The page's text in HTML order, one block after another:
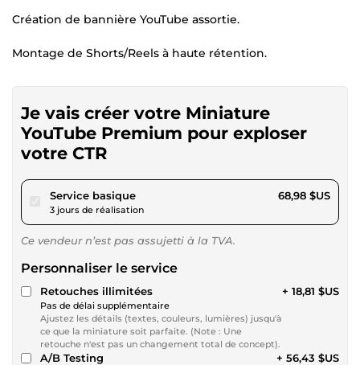
Création de bannière YouTube assortie.
Montage de Shorts/Reels à haute rétention.
Je vais créer votre Miniature
YouTube Premium pour exploser
votre CTR
Service basiquepour 63,57 $US
3 jours de réalisation
68,98 $US
Ce vendeur n’est pas assujetti à la TVA.
Personnaliser le service
Retouches illimitées
Pas de délai supplémentaire
Ajustez les détails (textes, couleurs, lumières) jusqu'à
ce que la miniature soit parfaite. (Note : Une
retouche n'est pas un changement total de concept).
+ 18,81 $US
A/B Testing + 56,43 $US